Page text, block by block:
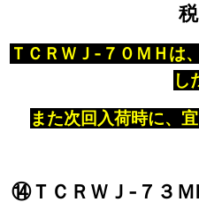
税
ＴＣＲＷＪ‐７０ＭＨ
し
また次回入荷時に、
⑭ＴＣＲＷＪ‐７３